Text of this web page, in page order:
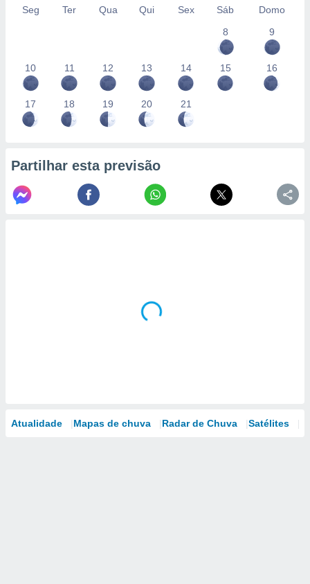
Seg Ter Qua Qui Sex Sáb
Domo
8
9
10 11 12 13 14 15 16
17 18 19 20 21
Partilhar esta previsão
Atualidade Mapas de chuva Radar de Chuva Satélites